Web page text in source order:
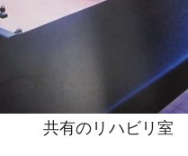
共有のリハビリ室